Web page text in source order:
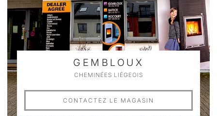
GEMBLOUX
CHEMINÉES LIÉGEOIS
CONTACTEZ LE MAGASIN